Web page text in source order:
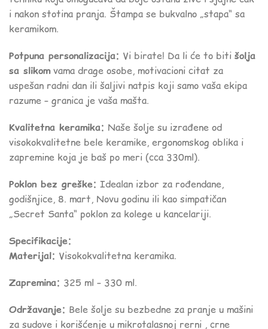
i nakon stotina pranja. Štampa se bukvalno „stapa“ sa
keramikom.
Potpuna personalizacija: Vi birate! Da li će to biti šolja
sa slikomvama drage osobe, motivacioni citat za
uspešan radni dan ili šaljivi natpis koji samo vaša ekipa
razume – granica je vaša mašta.
Kvalitetna keramika: Naše šolje su izrađene od
visokokvalitetne bele keramike, ergonomskog oblika i
zapremine koja je baš po meri (cca 330ml).
Poklon bez greške: Idealan izbor za rođendane,
godišnjice, 8. mart, Novu godinu ili kao simpatičan
„Secret Santa“ poklon za kolege u kancelariji.
Specifikacije:
Materijal: Visokokvalitetna keramika.
Zapremina: 325 ml – 330 ml.
Održavanje: Bele šolje su bezbedne za pranje u mašini
za sudove i korišćenje u mikrotalasnoj rerni , crne